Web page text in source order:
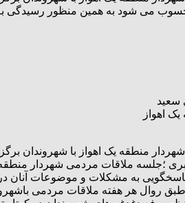
می شود به همین منظور رسیدگی
سعید
اهواز
منطقه یک اهواز با شهروندان
؛جلسه ملاقات مردمی شهردار
به مشکلات و موضوعات آنان
طبق روال هر هفته ملاقات مردمی